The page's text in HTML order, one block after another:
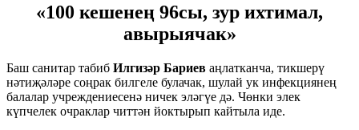
«100 кешенең 96сы, зур ихтимал,
авырыячак»
Баш санитар табиб Илгизәр Бариев аңлатканча, тикшерү
нәтиҗәләре соңрак билгеле булачак, шулай ук инфекциянең
балалар учреждениесенә ничек эләгүе дә. Чөнки элек
күпчелек очраклар читтән йоктырып кайтыла иде.